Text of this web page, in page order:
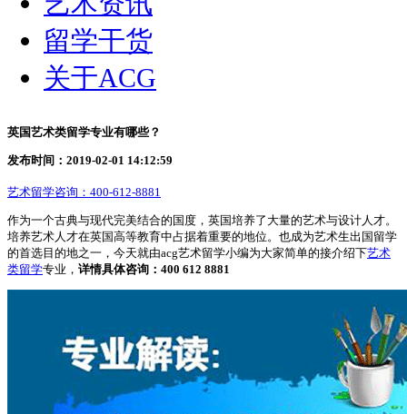
留学干货
关于ACG
英国艺术类留学专业有哪些？
发布时间：2019-02-01 14:12:59
艺术留学咨询： 400-612-8881
作为一个古典与现代完美结合的国度，英国培养了大量的艺术与设计人才。
培养艺术人才在英国高等教育中占据着重要的地位。也成为艺术生出国留学
的首选目的地之一，今天就由acg艺术留学小编为大家简单的接介绍下艺术
类留学专业， 详情具体咨询：400 612 8881